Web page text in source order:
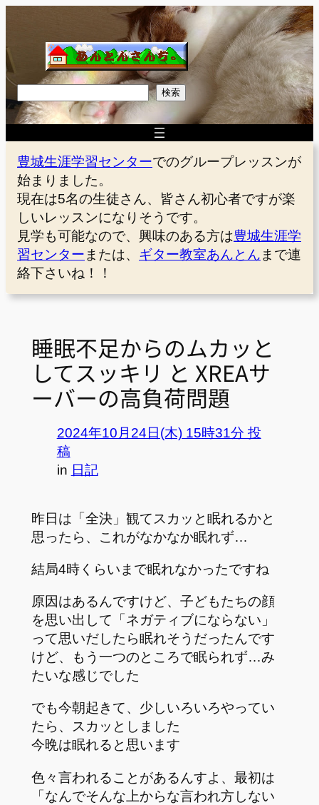
を
ス
キ
ッ
プ
索
検索
豊城生涯学習センターでのグループレッスンが
始まりました。
現在は5名の生徒さん、皆さん初心者ですが楽
しいレッスンになりそうです。
見学も可能なので、興味のある方は豊城生涯学
習センター または、 ギター教室あんとん まで連
絡下さいね！！
睡眠不足からのムカッと
してスッキリ と XREAサ
ーバーの高負荷問題
2024年10月24日(木) 15時31分 投
稿
in 日記
昨日は「全決」観てスカッと眠れるかと
思ったら、これがなかなか眠れず…
結局4時くらいまで眠れなかったですね
原因はあるんですけど、子どもたちの顔
を思い出して「ネガティブにならない」
って思いだしたら眠れそうだったんです
けど、もう一つのところで眠られず…み
たいな感じでした
でも今朝起きて、少しいろいろやってい
たら、スカッとしました
今晩は眠れると思います
色々言われることがあるんすよ、最初は
「なんでそんな上からな言われ方しない